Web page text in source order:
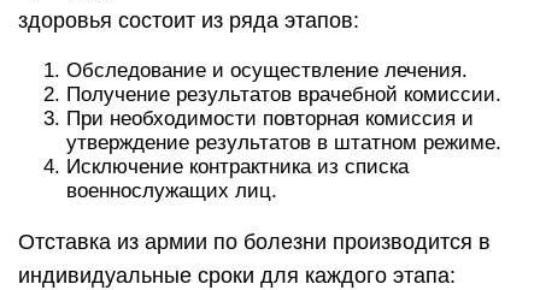
здоровья состоит из ряда этапов:
Обследование и осуществление лечения.
Получение результатов врачебной комиссии.
При необходимости повторная комиссия и
утверждение результатов в штатном режиме.
Исключение контрактника из списка
военнослужащих лиц.
Отставка из армии по болезни производится в
индивидуальные сроки для каждого этапа: